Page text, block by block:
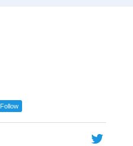
Follow